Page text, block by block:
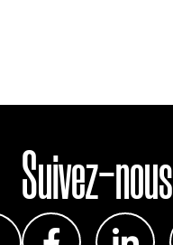
Suivez-nous